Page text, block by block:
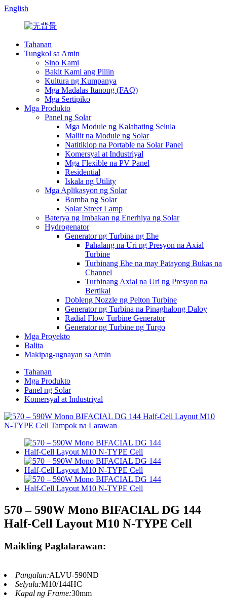
English
Tahanan
Tungkol sa Amin
Sino Kami
Bakit Kami ang Piliin
Kultura ng Kumpanya
Mga Madalas Itanong (FAQ)
Mga Sertipiko
Mga Produkto
Panel ng Solar
Mga Module ng Kalahating Selula
Maliit na Module ng Solar
Natitiklop na Portable na Solar Panel
Komersyal at Industriyal
Mga Flexible na PV Panel
Residential
Iskala ng Utility
Mga Aplikasyon ng Solar
Bomba ng Solar
Solar Street Lamp
Baterya ng Imbakan ng Enerhiya ng Solar
Hydrogenator
Generator ng Turbina ng Ehe
Pahalang na Uri ng Presyon na Axial
Turbine
Turbinang Ehe na may Patayong Bukas na
Channel
Turbinang Axial na Uri ng Presyon na
Bertikal
Dobleng Nozzle ng Pelton Turbine
Generator ng Turbina na Pinaghalong Daloy
Radial Flow Turbine Generator
Generator ng Turbine ng Turgo
Mga Proyekto
Balita
Makipag-ugnayan sa Amin
Tahanan
Mga Produkto
Panel ng Solar
Komersyal at Industriyal
570 – 590W Mono BIFACIAL DG 144
Half-Cell Layout M10 N-TYPE Cell
Maikling Paglalarawan:
Pangalan:ALVU-590ND
Selyula:M10/144HC
Kapal ng Frame:30mm